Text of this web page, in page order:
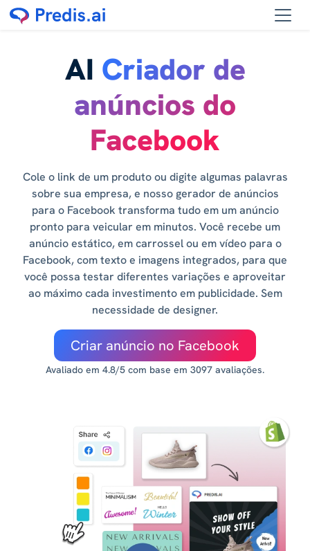
AI Criador de
anúncios do
Facebook
Cole o link de um produto ou digite algumas palavras
sobre sua empresa, e nosso gerador de anúncios
para o Facebook transforma tudo em um anúncio
pronto para veicular em minutos. Você recebe um
anúncio estático, em carrossel ou em vídeo para o
Facebook, com texto e imagens integrados, para que
você possa testar diferentes variações e aproveitar
ao máximo cada investimento em publicidade. Sem
necessidade de designer.
Criar anúncio no Facebook
Avaliado em 4.8/5 com base em 3097 avaliações.